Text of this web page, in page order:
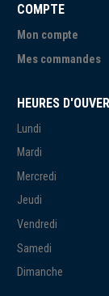
COMPTE
Mon compte
Mes commandes
HEURES
Lundi
Mardi
Mercredi
Jeudi
Vendredi
Samedi
Dimanche